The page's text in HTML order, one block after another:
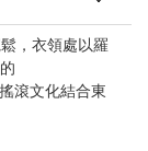
，衣領處以羅
滾文化結合東